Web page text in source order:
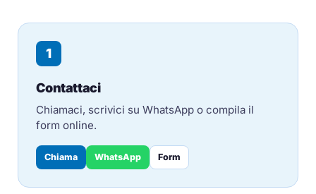
1
Contattaci
Chiamaci, scrivici su WhatsApp o compila il
form online.
Chiama WhatsApp Form